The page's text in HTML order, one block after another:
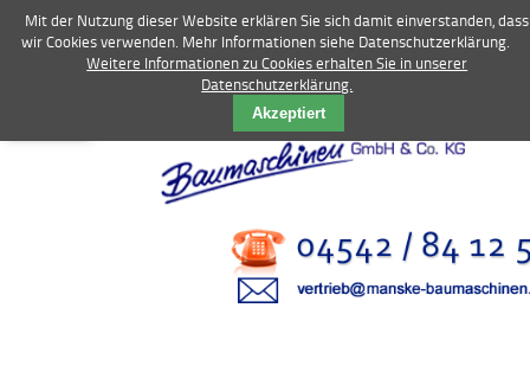
Bagger
Mit der Nutzung dieser Website erklären Sie sich damit einverstanden, dass
wir Cookies verwenden. Mehr Informationen siehe Datenschutzerklärung.
Weitere Informationen zu Cookies erhalten Sie in unserer
Datenschutzerklärung.
Akzeptiert